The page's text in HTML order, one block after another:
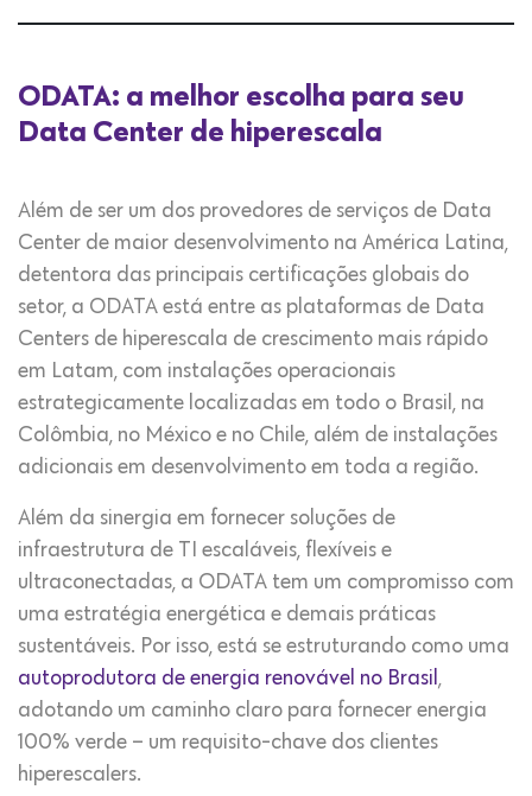
ODATA: a melhor escolha para seu
Data Center de hiperescala
Além de ser um dos provedores de serviços de Data
Center de maior desenvolvimento na América Latina,
detentora das principais certificações globais do
setor, a ODATA está entre as plataformas de Data
Centers de hiperescala de crescimento mais rápido
em Latam, com instalações operacionais
estrategicamente localizadas em todo o Brasil, na
Colômbia, no México e no Chile, além de instalações
adicionais em desenvolvimento em toda a região.
Além da sinergia em fornecer soluções de
infraestrutura de TI escaláveis, flexíveis e
ultraconectadas, a ODATA tem um compromisso com
uma estratégia energética e demais práticas
sustentáveis. Por isso, está se estruturando como uma
autoprodutora de energia renovável no Brasil ,
adotando um caminho claro para fornecer energia
100% verde – um requisito-chave dos clientes
hiperescalers.